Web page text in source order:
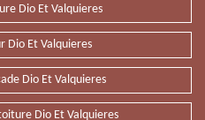
Dio Et Valquieres
Dio Et Valquieres
Dio Et Valquieres
Dio Et Valquieres